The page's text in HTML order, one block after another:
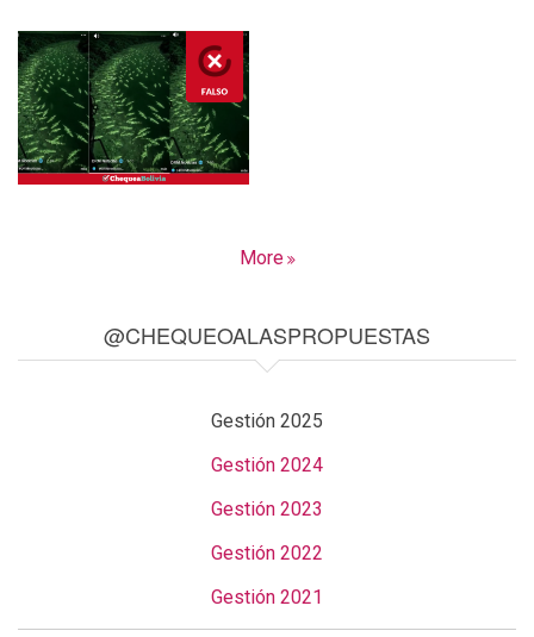
More
@CHEQUEOALASPROPUESTAS
Gestión 2025
Gestión 2024
Gestión 2023
Gestión 2022
Gestión 2021